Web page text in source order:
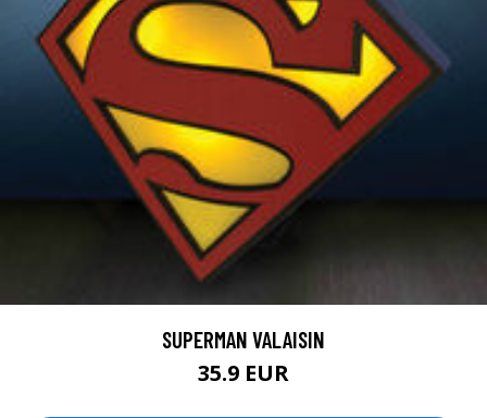
SUPERMAN VALAISIN
35.9 EUR